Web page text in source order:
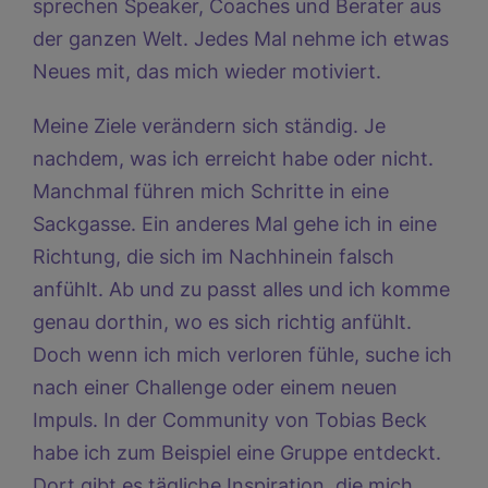
sprechen Speaker, Coaches und Berater aus
der ganzen Welt. Jedes Mal nehme ich etwas
Neues mit, das mich wieder motiviert.
Meine Ziele verändern sich ständig. Je
nachdem, was ich erreicht habe oder nicht.
Manchmal führen mich Schritte in eine
Sackgasse. Ein anderes Mal gehe ich in eine
Richtung, die sich im Nachhinein falsch
anfühlt. Ab und zu passt alles und ich komme
genau dorthin, wo es sich richtig anfühlt.
Doch wenn ich mich verloren fühle, suche ich
nach einer Challenge oder einem neuen
Impuls. In der Community von Tobias Beck
habe ich zum Beispiel eine Gruppe entdeckt.